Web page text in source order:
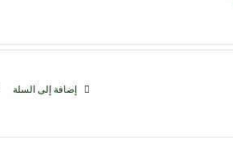
إضافة إلى السلة